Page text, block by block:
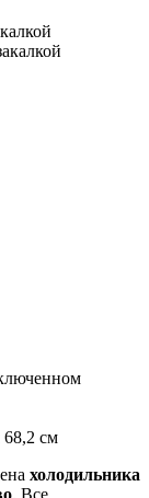
см
холодильника
. Все